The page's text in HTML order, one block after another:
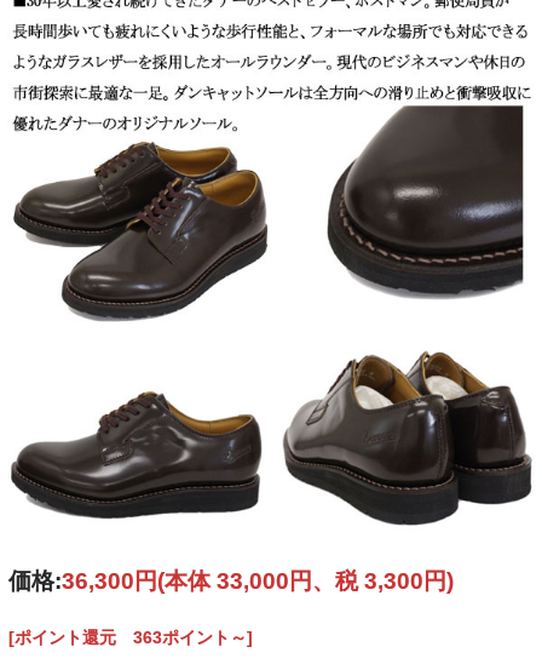
価格:36,300円(本体 33,000円、税 3,300円)
[ポイント還元 363ポイント～]